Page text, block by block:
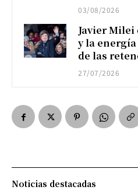
03/08/2026
Javier
y la
de las
27/07/2026
Noticias destacadas